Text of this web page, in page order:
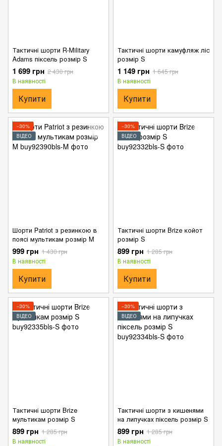
Тактичні шорти R-Military
Adams піксель розмір S
1 699 грн 2 430 грн
В наявності
Купити
Тактичні шорти камуфляж ліс
розмір S
1 149 грн 1 645 грн
В наявності
Купити
−30%
ВІДЕО
Шорти Patriot з резинкою в
поясі мультикам розмір M
999 грн 1 430 грн
В наявності
Купити
−30%
ВІДЕО
Тактичні шорти Brize койот
розмір S
899 грн 1 285 грн
В наявності
Купити
−30%
ВІДЕО
Тактичні шорти Brize
мультикам розмір S
899 грн 1 285 грн
В наявності
−30%
ВІДЕО
Тактичні шорти з кишенями
на липучках піксель розмір S
899 грн 1 285 грн
В наявності